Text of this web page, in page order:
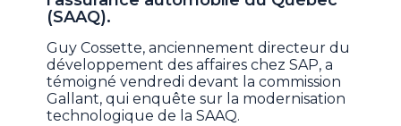
(SAAQ).
Guy Cossette, anciennement directeur du
développement des affaires chez SAP, a
témoigné vendredi devant la commission
Gallant, qui enquête sur la modernisation
technologique de la SAAQ.